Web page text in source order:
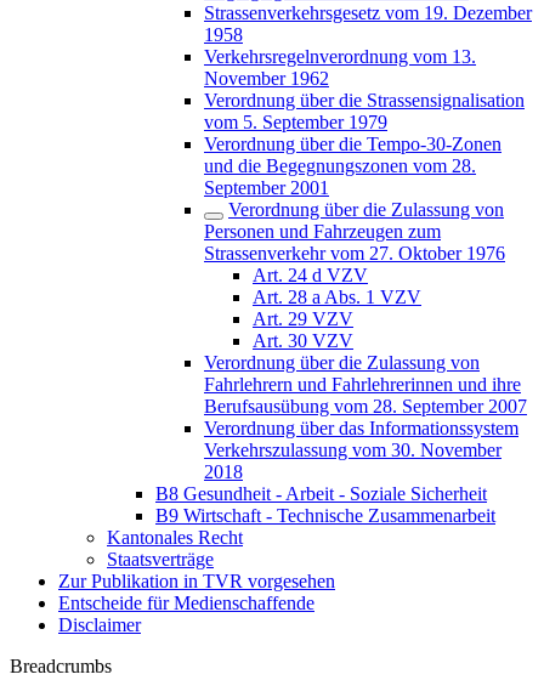
Strassenverkehrsgesetz vom 19. Dezember
1958
Verkehrsregelnverordnung vom 13.
November 1962
Verordnung über die Strassensignalisation
vom 5. September 1979
Verordnung über die Tempo-30-Zonen
und die Begegnungszonen vom 28.
September 2001
Verordnung über die Zulassung von
Personen und Fahrzeugen zum
Strassenverkehr vom 27. Oktober 1976
Art. 24 d VZV
Art. 28 a Abs. 1 VZV
Art. 29 VZV
Art. 30 VZV
Verordnung über die Zulassung von
Fahrlehrern und Fahrlehrerinnen und ihre
Berufsausübung vom 28. September 2007
Verordnung über das Informationssystem
Verkehrszulassung vom 30. November
2018
B8 Gesundheit - Arbeit - Soziale Sicherheit
B9 Wirtschaft - Technische Zusammenarbeit
Kantonales Recht
Staatsverträge
Zur Publikation in TVR vorgesehen
Entscheide für Medienschaffende
Disclaimer
Breadcrumbs